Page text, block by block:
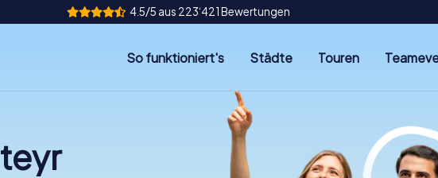
4.5/5 aus 223‘421 Bewertungen
So funktioniert's Städte Touren